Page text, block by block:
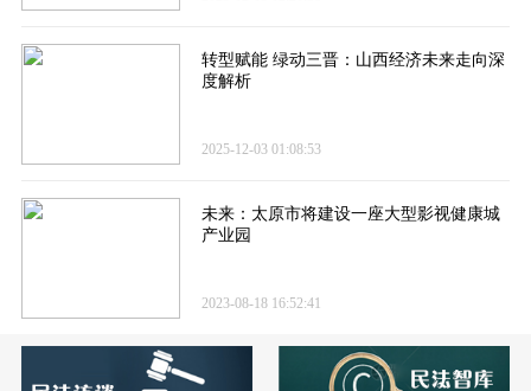
转型赋能 绿动三晋：山西经济未来走向深
度解析
2025-12-03 01:08:53
未来：太原市将建设一座大型影视健康城
产业园
2023-08-18 16:52:41